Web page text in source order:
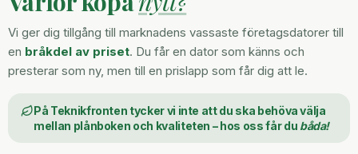
Vi ger dig tillgång till marknadens vassaste företagsdatorer till
en bråkdel av priset. Du får en dator som känns och
presterar som ny, men till en prislapp som får dig att le.
På Teknikfronten tycker vi inte att du ska behöva välja
mellan plånboken och kvaliteten – hos oss får du båda!